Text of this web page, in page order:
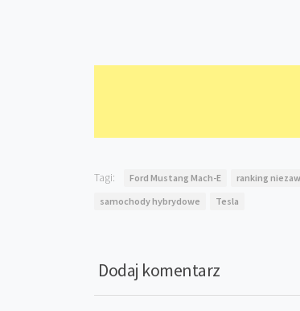
Tagi: Ford Mustang Mach-E ranking
samochody hybrydowe
Tesla
Dodaj komentarz